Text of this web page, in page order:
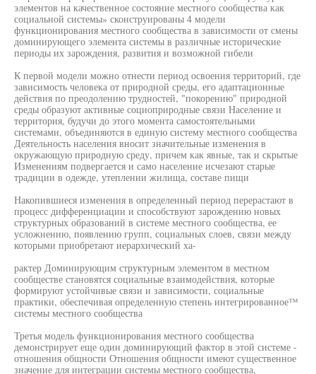
элементов на качественное состояние местного сообщества как
социальной системы» сконструированы 4 модели
функционирования местного сообщества в зависимости от смены
доминирующего элемента системы в различные исторические
периоды их зарождения, развития и возможной гибели
К первой модели можно отнести период освоения территорий, где
зависимость человека от природной среды, его адаптационные
действия по преодолению трудностей, "покорению" природной
среды образуют активные социоприродные связи Население и
территория, будучи до этого момента самостоятельными
системами, объединяются в единую систему местного сообщества
Деятельность населения вносит значительные изменения в
окружающую природную среду, причем как явные, так и скрытые
Изменениям подвергается и само население исчезают старые
традиции в одежде, утеплении жилища, составе пищи
Накопившиеся изменения в определенный период перерастают в
процесс дифференциации и способствуют зарождению новых
структурных образований в системе местного сообщества, ее
усложнению, появлению групп, социальных слоев, связи между
которыми приобретают иерархический ха-
рактер Доминирующим структурным элементом в местном
сообществе становятся социальные взаимодействия, которые
формируют устойчивые связи и зависимости, социальные
практики, обеспечивая определенную степень интегрированное™
системы местного сообщества
Третья модель функционирования местного сообщества
демонстрирует еще один доминирующий фактор в этой системе -
отношения общности Отношения общности имеют существенное
значение для интеграции системы местного сообщества,